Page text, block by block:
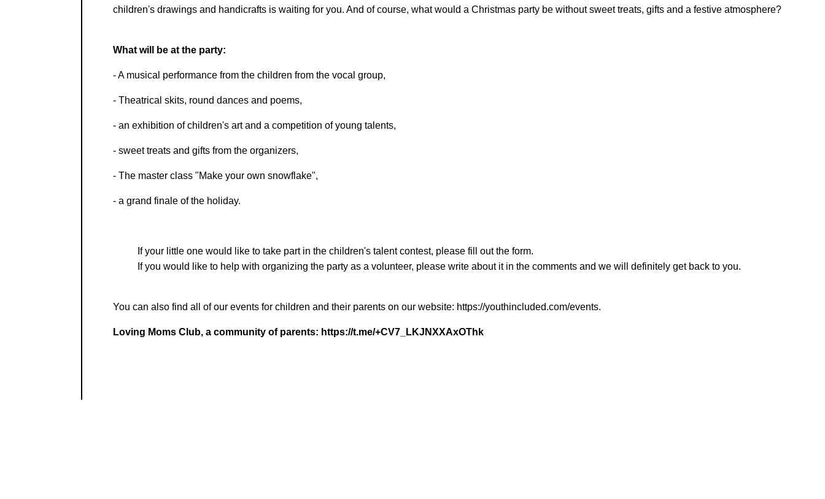
children's drawings and handicrafts is waiting for you. And of course, what would a Christmas party be without sweet treats, gifts and a festive atmosphere?
What will be at the party:
- A musical performance from the children from the vocal group,
- Theatrical skits, round dances and poems,
- an exhibition of children's art and a competition of young talents,
- sweet treats and gifts from the organizers,
- The master class "Make your own snowflake",
- a grand finale of the holiday.
If your little one would like to take part in the children's talent contest, please fill out the form.
If you would like to help with organizing the party as a volunteer, please write about it in the comments and we will definitely get back to you.
You can also find all of our events for children and their parents on our website: https://youthincluded.com/events.
Loving Moms Club, a community of parents: https://t.me/+CV7_LKJNXXAxOThk